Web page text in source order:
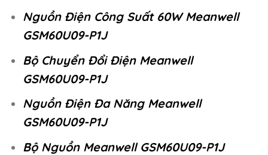
Nguồn Điện Công Suất 60W Meanwell
GSM60U09-P1J
Bộ Chuyển Đổi Điện Meanwell
GSM60U09-P1J
Nguồn Điện Đa Năng Meanwell
GSM60U09-P1J
Bộ Nguồn Meanwell GSM60U09-P1J